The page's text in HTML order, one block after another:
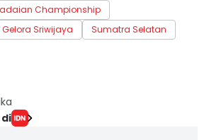
Championship
Gelora Sriwijaya
Sumatra Selatan